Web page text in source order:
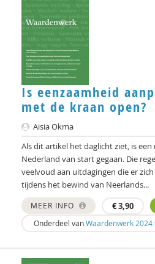
Harry Kunneman - Namens
Wouter Kusters
Ellen Lammers
Niek Langeweg
Katie Lee Weille
Judith Leest
Michiel Leezenberg
George Lengkeek
Pascal Leuvenink
Abdelilah Ljamai
Willeke Los
Is eenzaamheid
met de kraan open?
Aisia Okma
Als dit artikel het daglicht ziet, is een
Nederland van start gegaan. Die
veelvoud aan uitdagingen die er
tijdens het bewind van Neerlands...
MEER INFO €3,90
Onderdeel vanWaardenwerk 2024